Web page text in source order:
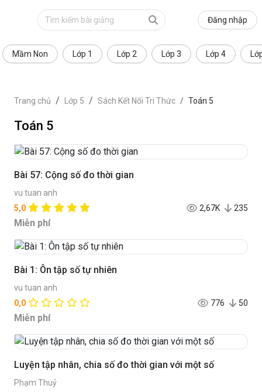
Đăng nhập
Mầm Non Lớp 1 Lớp 2 Lớp 3 Lớp 4
Trang chủ Lớp 5 Sách Kết Nối Tri Thức Toán 5
Toán 5
Bài 57: Cộng số đo thời gian
vu tuan anh
5,0
2,67K 235
Miễn phí
Bài 1: Ôn tập số tự nhiên
vu tuan anh
0,0
776 50
Miễn phí
Luyện tập nhân, chia số đo thời gian với một số
Phạm Thuỷ